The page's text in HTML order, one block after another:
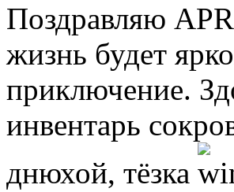
Поздравляю
жизнь будет
приключение.
инвентарь
днюхой, тёзка